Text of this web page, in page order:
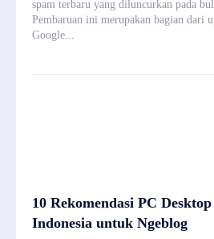
spam terbaru yang diluncurkan pada
Pembaruan ini merupakan bagian dari
Google...
10 Rekomendasi PC
Indonesia untuk Ngeblog